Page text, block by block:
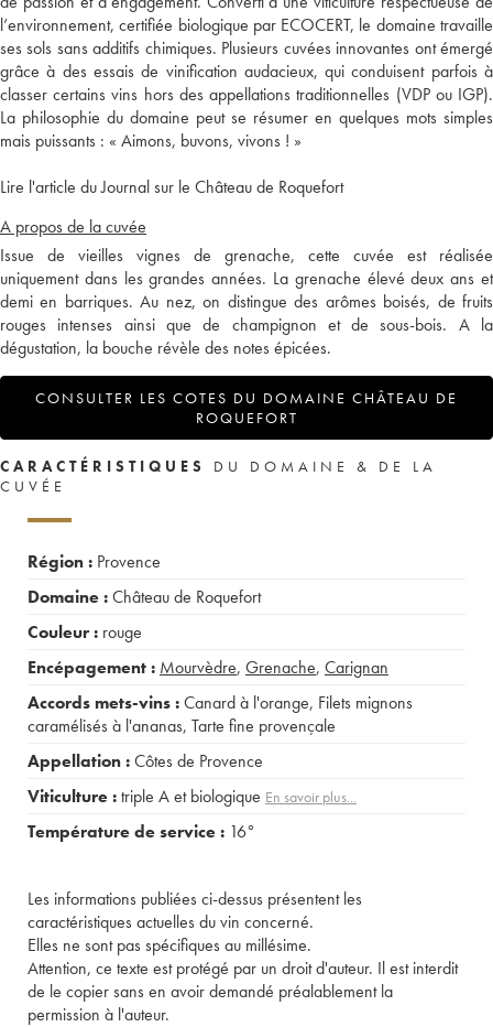
l’environnement, certifiée biologique par ECOCERT, le domaine travaille
ses sols sans additifs chimiques. Plusieurs cuvées innovantes ont émergé
grâce à des essais de vinification audacieux, qui conduisent parfois à
classer certains vins hors des appellations traditionnelles (VDP ou IGP).
La philosophie du domaine peut se résumer en quelques mots simples
mais puissants : « Aimons, buvons, vivons ! »
Lire l'article du Journal sur le Château de Roquefort
A propos de la cuvée
Issue de vieilles vignes de grenache, cette cuvée est réalisée
uniquement dans les grandes années. La grenache élevé deux ans et
demi en barriques. Au nez, on distingue des arômes boisés, de fruits
rouges intenses ainsi que de champignon et de sous-bois. A la
dégustation, la bouche révèle des notes épicées.
CONSULTER LES COTES DU DOMAINE CHÂTEAU DE
ROQUEFORT
CARACTÉRISTIQUES
DU DOMAINE & DE LA
CUVÉE
Région : Provence
Domaine :Château de Roquefort
Couleur : rouge
Encépagement : Mourvèdre, Grenache, Carignan
Accords mets-vins :Canard à l'orange, Filets mignons
caramélisés à l'ananas, Tarte fine provençale
Appellation :Côtes de Provence
Viticulture :triple A et biologique En savoir plus...
Température de service : 16°
Les informations publiées ci-dessus présentent les
caractéristiques actuelles du vin concerné.
Elles ne sont pas spécifiques au millésime.
Attention, ce texte est protégé par un droit d'auteur. Il est interdit
de le copier sans en avoir demandé préalablement la
permission à l'auteur.